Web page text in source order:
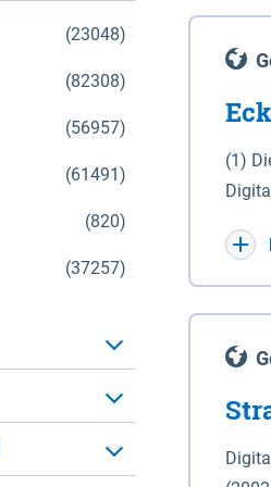
(23048)
(82308)
(56957)
(61491)
(820)
(37257)
(1)
WGS
für
der in